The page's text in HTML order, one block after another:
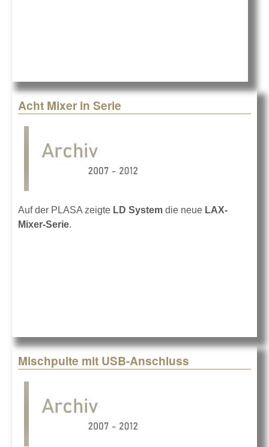
Acht Mixer in Serie
Auf der PLASA zeigte LD System die neue LAX-
Mixer-Serie.
Mischpulte mit USB-Anschluss